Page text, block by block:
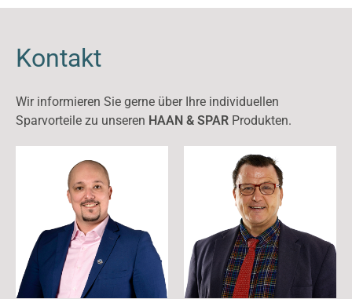
Kontakt
Wir informieren Sie gerne über Ihre individuellen
Sparvorteile zu unseren HAAN & SPAR Produkten.